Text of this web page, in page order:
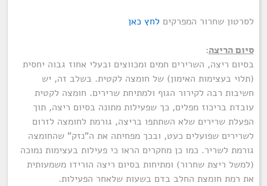
לסרטון שחרור המפרקים לחץ כאן
סיום הריצה:
בסיום ריצה, השרירים חמים ומכווצים ובעלי אחוז גבוה יחסית
(תלוי בעצימות האימון) של חומצה לקטית. בשלב זה, יש
חשיבות רבה לקירור הגוף ולמתיחת שרירים. חומצה לקטית
עובדת בריכוז מפלים, כך שפעילות מתונה בסיום ריצה, תוך
הפעלת שרירים שלא השתתפו בריצה, גורמת לחומצה לזרום
לשרירים שפועלים כעט, ובכך מפחיתה את ה"נזק" שהחומצה
גורמת לשריר. כמו כן מחקרים הראו כי פעילות בעצימות נמוכה
(למשל ריצת שחרור) ומתיחות בסיום ריצה הורידו משמעותית
את רמת חומצת החלב בדם בשעות שלאחר הפעילות.